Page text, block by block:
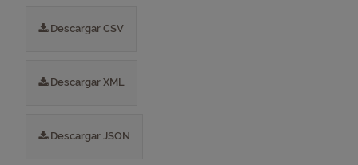
Descargar CSV
Descargar XML
Descargar JSON